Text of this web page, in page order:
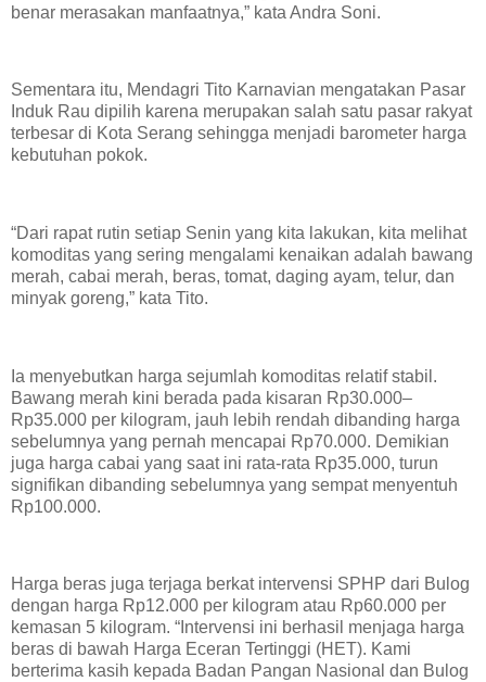
benar merasakan manfaatnya,” kata Andra Soni.
Sementara itu, Mendagri Tito Karnavian mengatakan Pasar
Induk Rau dipilih karena merupakan salah satu pasar rakyat
terbesar di Kota Serang sehingga menjadi barometer harga
kebutuhan pokok.
“Dari rapat rutin setiap Senin yang kita lakukan, kita melihat
komoditas yang sering mengalami kenaikan adalah bawang
merah, cabai merah, beras, tomat, daging ayam, telur, dan
minyak goreng,” kata Tito.
Ia menyebutkan harga sejumlah komoditas relatif stabil.
Bawang merah kini berada pada kisaran Rp30.000–
Rp35.000 per kilogram, jauh lebih rendah dibanding harga
sebelumnya yang pernah mencapai Rp70.000. Demikian
juga harga cabai yang saat ini rata-rata Rp35.000, turun
signifikan dibanding sebelumnya yang sempat menyentuh
Rp100.000.
Harga beras juga terjaga berkat intervensi SPHP dari Bulog
dengan harga Rp12.000 per kilogram atau Rp60.000 per
kemasan 5 kilogram. “Intervensi ini berhasil menjaga harga
beras di bawah Harga Eceran Tertinggi (HET). Kami
berterima kasih kepada Badan Pangan Nasional dan Bulog